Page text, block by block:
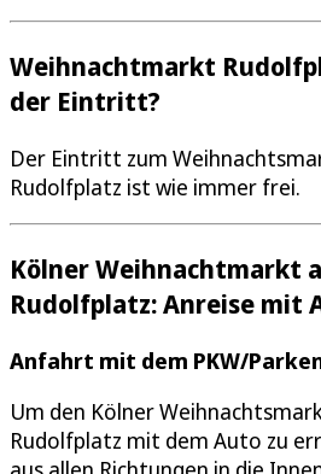
Weihnachtmarkt
der Eintritt?
Der Eintritt zum
Rudolfplatz ist wie immer frei.
Kölner Weihnachtmarkt
Rudolfplatz: Anreise mit
Anfahrt mit dem PKW/
Um den Kölner
Rudolfplatz mit dem Auto zu